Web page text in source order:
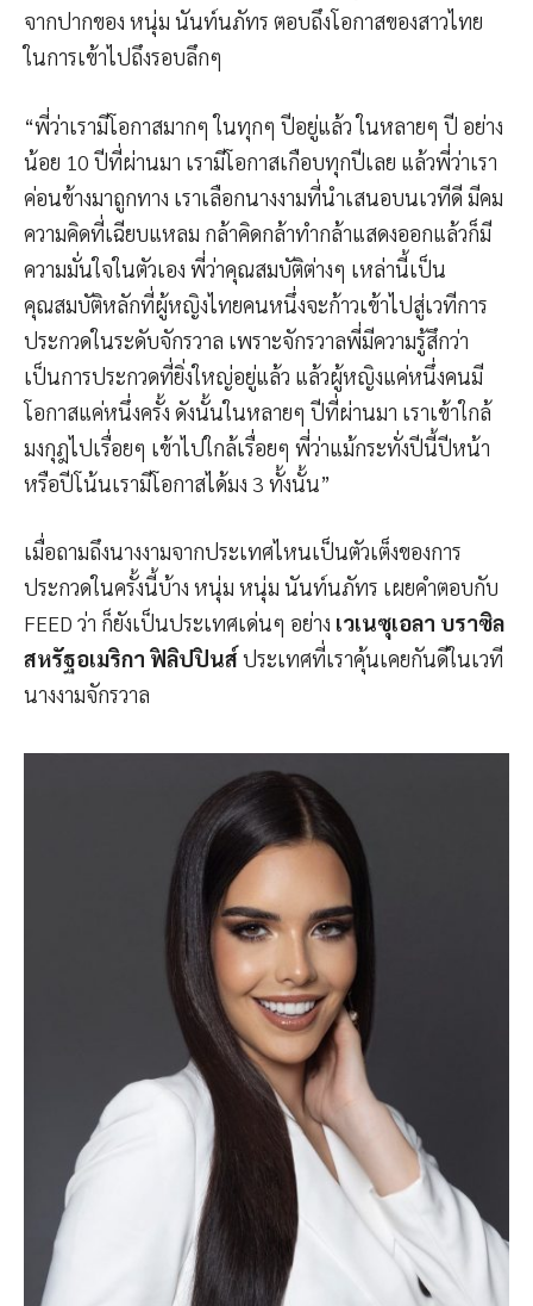
จากปากของ หนุ่ม นันท์นภัทร ตอบถึงโอกาสของสาวไทย
ในการเข้าไปถึงรอบลึกๆ
“พี่ว่าเรามีโอกาสมากๆ ในทุกๆ ปีอยู่แล้ว ในหลายๆ ปี อย่าง
น้อย 10 ปีที่ผ่านมา เรามีโอกาสเกือบทุกปีเลย แล้วพี่ว่าเรา
ค่อนข้างมาถูกทาง เราเลือกนางงามที่นำเสนอบนเวทีดี มีคม
ความคิดที่เฉียบแหลม กล้าคิดกล้าทำกล้าแสดงออกแล้วก็มี
ความมั่นใจในตัวเอง พี่ว่าคุณสมบัติต่างๆ เหล่านี้เป็น
คุณสมบัติหลักที่ผู้หญิงไทยคนหนึ่งจะก้าวเข้าไปสู่เวทีการ
ประกวดในระดับจักรวาล เพราะจักรวาลพี่มีความรู้สึกว่า
เป็นการประกวดที่ยิ่งใหญ่อยู่แล้ว แล้วผู้หญิงแค่หนึ่งคนมี
โอกาสแค่หนึ่งครั้ง ดังนั้นในหลายๆ ปีที่ผ่านมา เราเข้าใกล้
มงกุฎไปเรื่อยๆ เข้าไปใกล้เรื่อยๆ พี่ว่าแม้กระทั่งปีนี้ปีหน้า
หรือปีโน้นเรามีโอกาสได้มง 3 ทั้งนั้น”
เมื่อถามถึงนางงามจากประเทศไหนเป็นตัวเต็งของการ
ประกวดในครั้งนี้บ้าง หนุ่ม หนุ่ม นันท์นภัทร เผยคำตอบกับ
FEED ว่า ก็ยังเป็นประเทศเด่นๆ อย่าง เวเนซุเอลา บราซิล
สหรัฐอเมริกา ฟิลิปปินส์ ประเทศที่เราคุ้นเคยกันดีในเวที
นางงามจักรวาล